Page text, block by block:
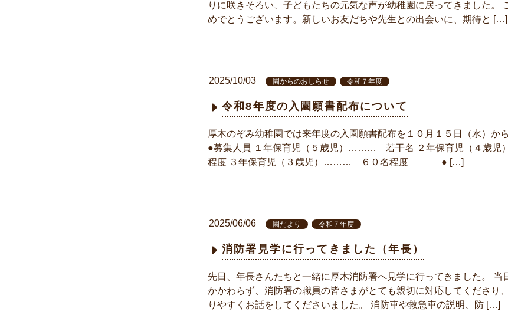
りに咲きそろい、子どもたちの元気な声が幼稚園に戻ってきました。
めでとうございます。新しいお友だちや先生との出会いに、期待と […]
2025/10/03 園からのおしらせ 令和７年度
令和8年度の入園願書配布について
厚木のぞみ幼稚園では来年度の入園願書配布を１０月１５日（水）か
●募集人員 １年保育児（５歳児）……… 若干名 ２年保育児（４歳
程度 ３年保育児（３歳児）……… ６０名程度 ● […]
2025/06/06 園だより 令和７年度
消防署見学に行ってきました（年長）
先日、年長さんたちと一緒に厚木消防署へ見学に行ってきました。 当
かかわらず、消防署の職員の皆さまがとても親切に対応してくださり
りやすくお話をしてくださいました。 消防車や救急車の説明、防 […]